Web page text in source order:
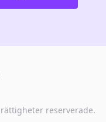
reserverade.